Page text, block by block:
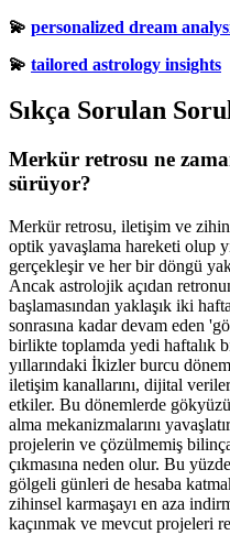
💫 personalized dream
💫 tailored astrology insights
Sıkça Sorulan
Merkür retrosu ne
sürüyor?
Merkür retrosu, iletişim ve
optik yavaşlama hareketi olup
gerçekleşir ve her bir döngü
Ancak astrolojik açıdan
başlamasından yaklaşık iki
sonrasına kadar devam eden
birlikte toplamda yedi haftalık
yıllarındaki İkizler burcu
iletişim kanallarını, dijital
etkiler. Bu dönemlerde
alma mekanizmalarını
projelerin ve çözülmemiş
çıkmasına neden olur. Bu
gölgeli günleri de hesaba
zihinsel karmaşayı en aza
kaçınmak ve mevcut projeleri